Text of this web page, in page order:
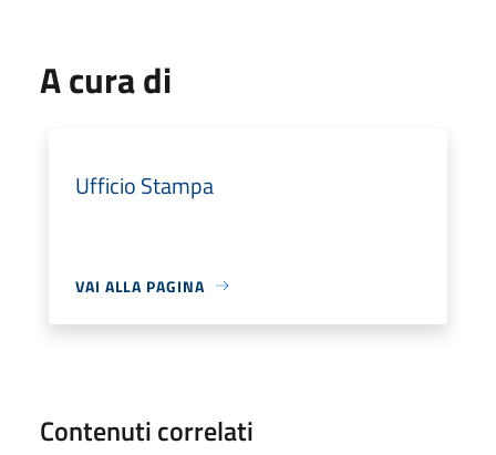
A cura di
Ufficio Stampa
VAI ALLA PAGINA
Contenuti correlati